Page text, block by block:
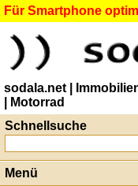
Für Smartphone
sodala.net |
| Motorrad
Schnellsuche
Menü